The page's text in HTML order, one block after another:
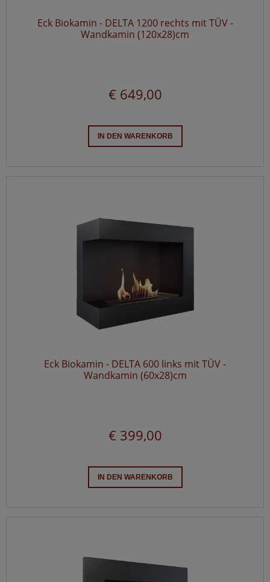
Eck Biokamin - DELTA 1200 rechts mit TÜV -
Wandkamin (120x28)cm
€ 649,00
IN DEN WARENKORB
Eck Biokamin - DELTA 600 links mit TÜV -
Wandkamin (60x28)cm
€ 399,00
IN DEN WARENKORB